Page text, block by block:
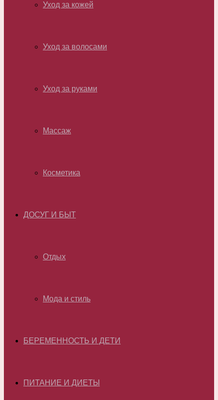
Уход за кожей
Уход за волосами
Уход за руками
Массаж
Косметика
ДОСУГ И БЫТ
Отдых
Мода и стиль
БЕРЕМЕННОСТЬ И ДЕТИ
ПИТАНИЕ И ДИЕТЫ